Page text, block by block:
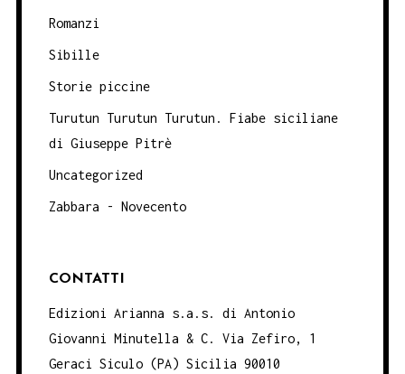
Romanzi
Sibille
Storie piccine
Turutun Turutun Turutun. Fiabe siciliane
di Giuseppe Pitrè
Uncategorized
Zabbara - Novecento
CONTATTI
Edizioni Arianna s.a.s. di Antonio
Giovanni Minutella & C. Via Zefiro, 1
Geraci Siculo (PA) Sicilia 90010